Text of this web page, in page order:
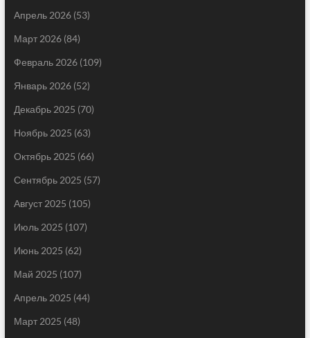
Апрель 2026(53)
Март 2026(84)
Февраль 2026(109)
Январь 2026(52)
Декабрь 2025 (70)
Ноябрь 2025 (63)
Октябрь 2025 (66)
Сентябрь 2025 (57)
Август 2025 (105)
Июль 2025 (107)
Июнь 2025 (62)
Май 2025 (107)
Апрель 2025 (44)
Март 2025 (48)